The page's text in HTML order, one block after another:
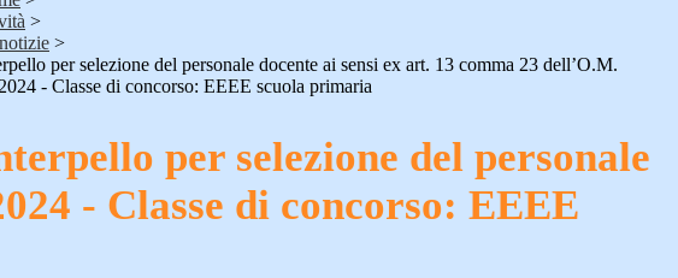
>
>
per selezione del personale docente ai sensi ex art. 13 comma 23 dell’O.M.
- Classe di concorso: EEEE scuola primaria
per selezione del personale
- Classe di concorso: EEEE